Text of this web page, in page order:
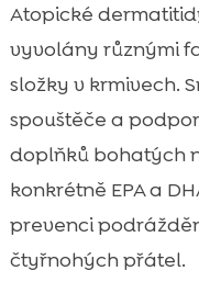
Atopické
vyvolány různými
složky v krmivech.
spouštěče a
doplňků bohatých
konkrétně EPA a
prevenci
čtyřnohých přátel.